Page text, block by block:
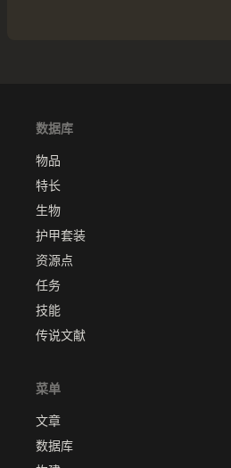
数据库
物品
特长
生物
护甲套装
资源点
任务
技能
传说文献
菜单
文章
数据库